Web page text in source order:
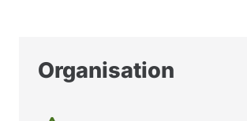
Organisation